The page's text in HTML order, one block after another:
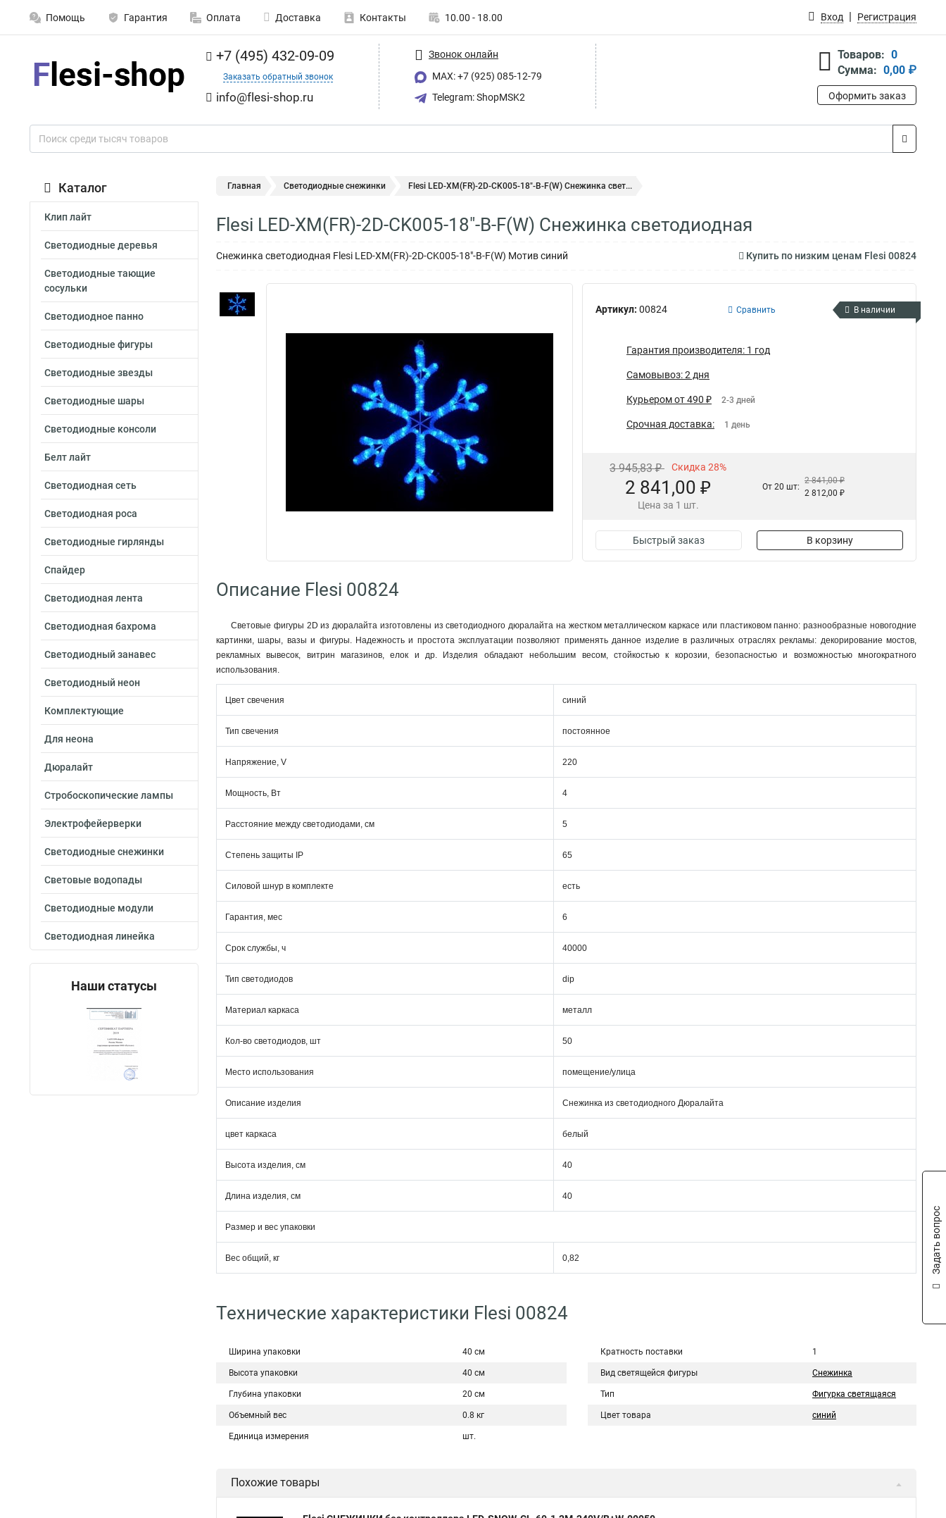
Помощь Гарантия Оплата Доставка Контакты 10.00 - 18.00 Вход Регистрация
+7 (495) 432-09-09
Заказать обратный звонок
info@flesi-shop.ru
Звонок онлайн
MAX: +7 (925) 085-12-79
Telegram: ShopMSK2
Товаров: 0
Сумма: 0,00 ₽
Оформить заказ
Каталог
Клип лайт
Светодиодные деревья
Светодиодные тающие
сосульки
Светодиодное панно
Светодиодные фигуры
Светодиодные звезды
Светодиодные шары
Светодиодные консоли
Белт лайт
Светодиодная сеть
Светодиодная роса
Светодиодные гирлянды
Спайдер
Светодиодная лента
Светодиодная бахрома
Светодиодный занавес
Светодиодный неон
Комплектующие
Для неона
Дюралайт
Стробоскопические лампы
Электрофейерверки
Светодиодные снежинки
Световые водопады
Светодиодные модули
Светодиодная линейка
Наши статусы
Главная Светодиодные снежинки Flesi LED-XM(FR)-2D-CK005-18"-B-F(W) Снежинка свет...
Flesi LED-XM(FR)-2D-CK005-18"-B-F(W) Снежинка светодиодная
Снежинка светодиодная Flesi LED-XM(FR)-2D-CK005-18"-B-F(W) Мотив синий Купить по низким ценам Flesi 00824
Артикул: 00824 Сравнить В наличии
Гарантия производителя: 1 год
Самовывоз: 2 дня
Курьером от 490 ₽ 2-3 дней
Срочная доставка: 1 день
3 945,83 ₽ Скидка 28%
2 841,00 ₽
Цена за 1 шт.
От 20 шт:
2 841,00 ₽
2 812,00 ₽
Быстрый заказ В корзину
Описание Flesi 00824
Световые фигуры 2D из дюралайта изготовлены из светодиодного дюралайта на жестком металлическом каркасе или пластиковом панно: разнообразные новогодние
картинки, шары, вазы и фигуры. Надежность и простота эксплуатации позволяют применять данное изделие в различных отраслях рекламы: декорирование мостов,
рекламных вывесок, витрин магазинов, елок и др. Изделия обладают небольшим весом, стойкостью к корозии, безопасностью и возможностью многократного
использования.
Цвет свечения синий
Тип свечения постоянное
Напряжение, V 220
Мощность, Вт 4
Расстояние между светодиодами, см 5
Степень защиты IP 65
Силовой шнур в комплекте есть
Гарантия, мес 6
Срок службы, ч 40000
Тип светодиодов dip
Материал каркаса металл
Кол-во светодиодов, шт 50
Место использования помещение/улица
Описание изделия Снежинка из светодиодного Дюралайта
цвет каркаса белый
Высота изделия, см 40
Длина изделия, см 40
Размер и вес упаковки
Вес общий, кг 0,82
Технические характеристики Flesi 00824
Ширина упаковки 40 см
Высота упаковки 40 см
Глубина упаковки 20 см
Объемный вес 0.8 кг
Единица измерения шт.
Кратность поставки 1
Вид светящейся фигуры Снежинка
Тип Фигурка светящаяся
Цвет товара синий
Похожие товары
Задать вопрос